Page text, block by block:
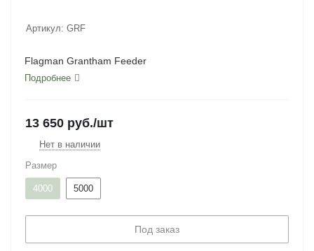
Артикул: GRF
Flagman Grantham Feeder
Подробнее
13 650 руб./шт
Нет в наличии
Размер
4000 5000
Под заказ